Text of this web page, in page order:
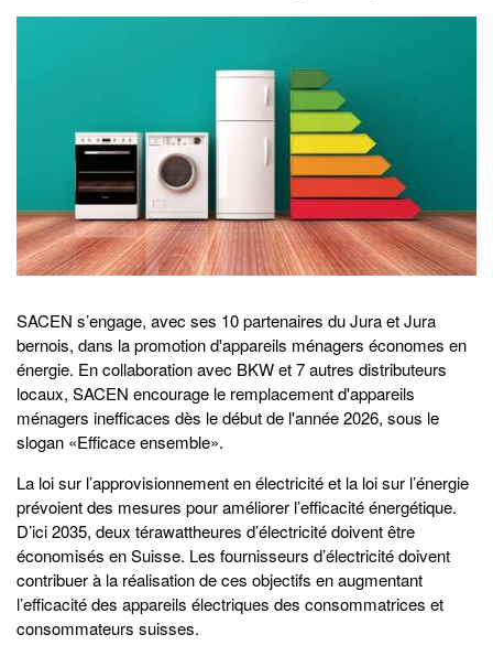
SACEN s’engage, avec ses 10 partenaires du Jura et Jura
bernois, dans la promotion d'appareils ménagers économes en
énergie. En collaboration avec BKW et 7 autres distributeurs
locaux, SACEN encourage le remplacement d'appareils
ménagers inefficaces dès le début de l'année 2026, sous le
slogan «Efficace ensemble».
La loi sur l’approvisionnement en électricité et la loi sur l’énergie
prévoient des mesures pour améliorer l’efficacité énergétique.
D’ici 2035, deux térawattheures d’électricité doivent être
économisés en Suisse. Les fournisseurs d’électricité doivent
contribuer à la réalisation de ces objectifs en augmentant
l’efficacité des appareils électriques des consommatrices et
consommateurs suisses.